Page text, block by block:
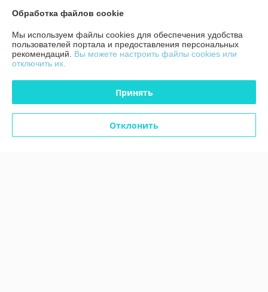
Политика обработки cookies
Обработка файлов cookie
Мы используем файлы cookies для обеспечения удобства
пользователей портала и предоставления персональных
рекомендаций. Вы можете настроить файлы cookies или
отключить их.
Принять
Отклонить